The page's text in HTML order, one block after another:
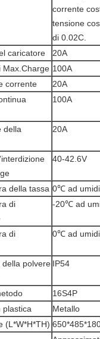
corrente
tensione
di 0.02C.
caricatore
20A
Max.Charge 100A
corrente
20A
100A
della
20A
40-42.6V
della tassa 0℃ ad
di
-20℃ ad
di
0℃ ad
della polvere IP54
16S4P
plastica
Metallo
(L*W*H*TH)